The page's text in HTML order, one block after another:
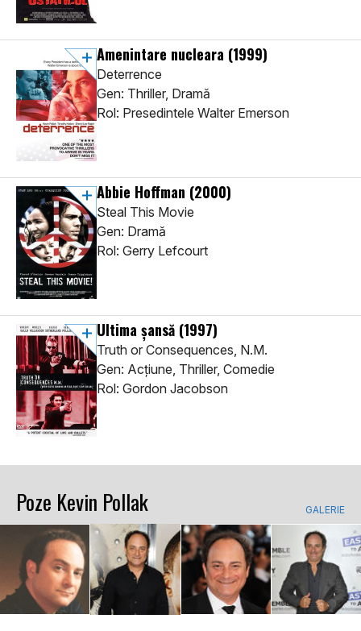
Amenintare nucleara (1999)
Deterrence
Gen: Thriller, Dramă
Rol: Presedintele Walter Emerson
Abbie Hoffman (2000)
Steal This Movie
Gen: Dramă
Rol: Gerry Lefcourt
Ultima șansă (1997)
Truth or Consequences, N.M.
Gen: Acţiune, Thriller, Comedie
Rol: Gordon Jacobson
Poze Kevin Pollak GALERIE